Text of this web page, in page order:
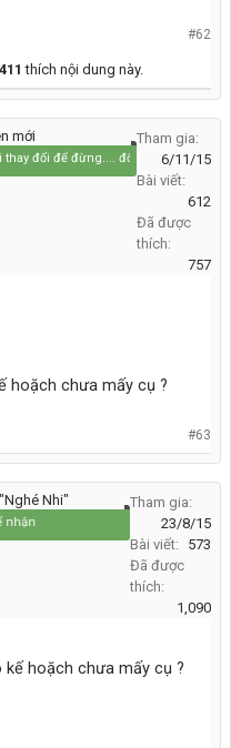
#62
thích nội dung này.
mới
đổi để đừng.... đổi thay
Tham gia:
6/11/15
Bài viết:
612
Đã được
thích:
757
hoặch chưa mấy cụ ?
#63
Nhi"
Tham gia:
23/8/15
Bài viết:
573
Đã được
thích:
1,090
kế hoặch chưa mấy cụ ?